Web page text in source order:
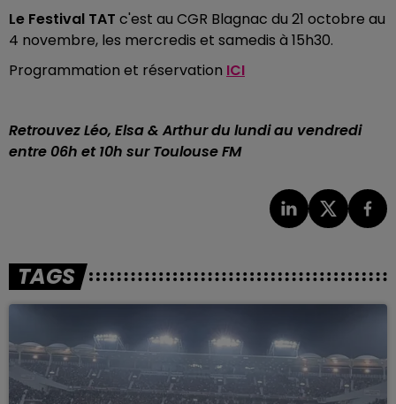
Le Festival TAT c'est au CGR Blagnac du 21 octobre au
4 novembre, les mercredis et samedis à 15h30.
Programmation et réservation ICI
Retrouvez Léo, Elsa & Arthur du lundi au vendredi
entre 06h et 10h sur Toulouse FM
TAGS